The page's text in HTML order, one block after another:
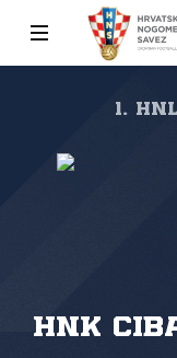
1.
HNK